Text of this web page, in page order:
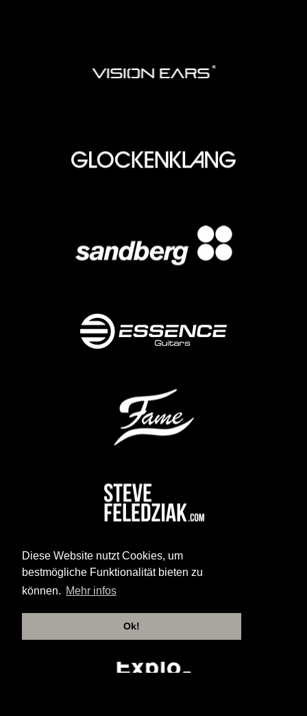
Diese Website nutzt Cookies, um
bestmögliche Funktionalität bieten zu
können. Mehr infos
Ok!